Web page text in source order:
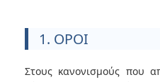
1. ΟΡΟΙ
Στους κανονισμούς που